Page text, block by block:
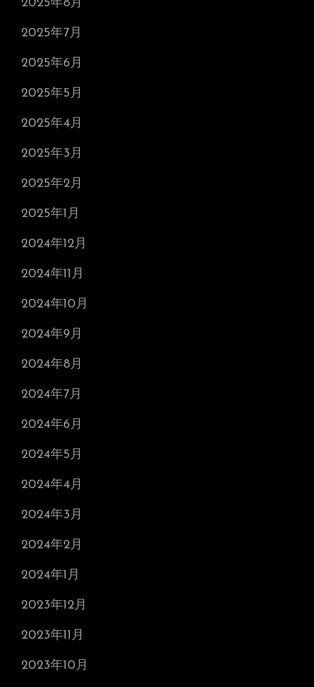
2025年8月
2025年7月
2025年6月
2025年5月
2025年4月
2025年3月
2025年2月
2025年1月
2024年12月
2024年11月
2024年10月
2024年9月
2024年8月
2024年7月
2024年6月
2024年5月
2024年4月
2024年3月
2024年2月
2024年1月
2023年12月
2023年11月
2023年10月